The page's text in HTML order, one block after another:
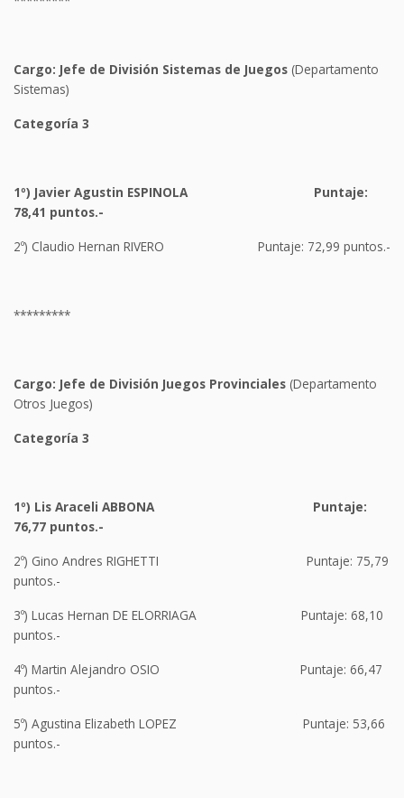
Cargo: Jefe de División Sistemas de Juegos (Departamento
Sistemas)
Categoría 3
1º) Javier Agustin ESPINOLA
Puntaje:
78,41 puntos.-
2º) Claudio Hernan RIVERO Puntaje: 72,99 puntos.-
*********
Cargo: Jefe de División Juegos Provinciales (Departamento
Otros Juegos)
Categoría 3
1º) Lis Araceli ABBONA
Puntaje:
76,77 puntos.-
2º) Gino Andres RIGHETTI Puntaje: 75,79
puntos.-
3º) Lucas Hernan DE ELORRIAGA Puntaje: 68,10
puntos.-
4º) Martin Alejandro OSIO Puntaje: 66,47
puntos.-
5º) Agustina Elizabeth LOPEZ Puntaje: 53,66
puntos.-